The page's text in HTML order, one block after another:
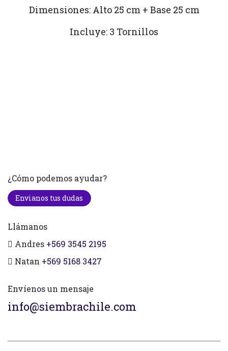
Dimensiones: Alto 25 cm + Base 25 cm
Incluye: 3 Tornillos
¿Cómo podemos ayudar?
Envianos tus dudas
Llámanos
Andres +569 3545 2195
Natan +569 5168 3427
Envíenos un mensaje
info@siembrachile.com